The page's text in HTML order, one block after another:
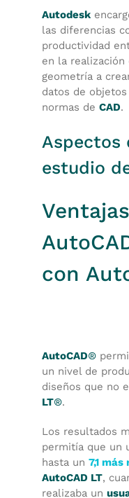
Autodesk
las diferencias
productividad
en la realización
geometría a
datos de
normas de CAD.
Aspectos
estudio
con
AutoCAD®
un nivel de
diseños que no
LT®.
Los resultados
permitía que un
hasta un 7,1 más
AutoCAD LT,
realizaba un